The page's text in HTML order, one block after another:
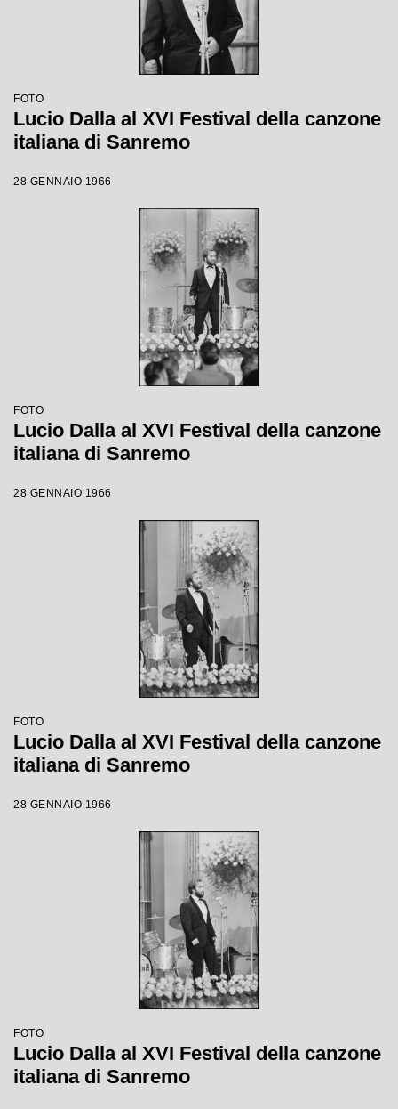
FOTO
Lucio Dalla al XVI Festival della canzone
italiana di Sanremo
28 GENNAIO 1966
FOTO
Lucio Dalla al XVI Festival della canzone
italiana di Sanremo
28 GENNAIO 1966
FOTO
Lucio Dalla al XVI Festival della canzone
italiana di Sanremo
28 GENNAIO 1966
FOTO
Lucio Dalla al XVI Festival della canzone
italiana di Sanremo